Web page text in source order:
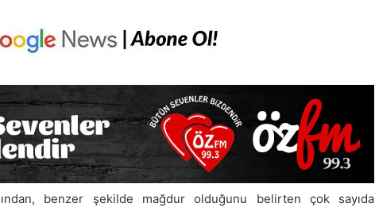
benzer şekilde mağdur olduğunu belirten çok sayıda